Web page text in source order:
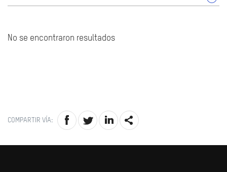
No se encontraron resultados
COMPARTIR VÍA: